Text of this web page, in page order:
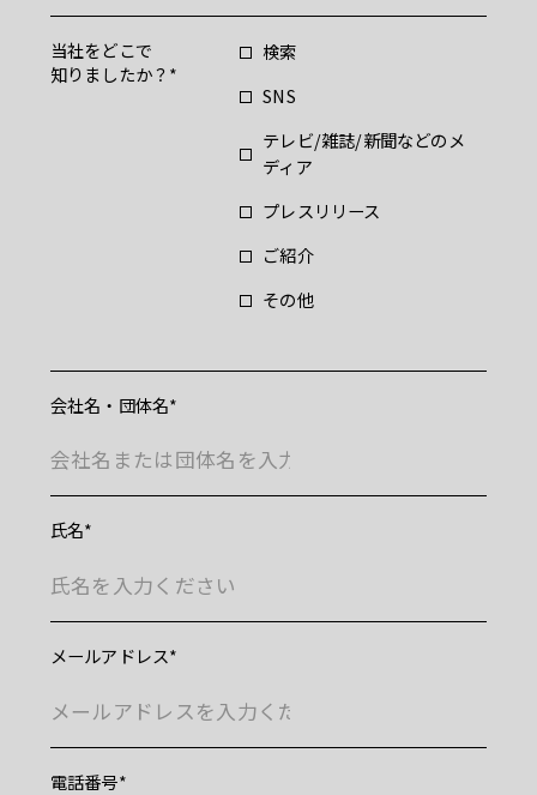
当社をどこで
知りましたか？
検索
SNS
テレビ/雑誌/新聞などのメ
ディア
プレスリリース
ご紹介
その他
会社名・団体名
氏名
メールアドレス
電話番号
お問合せいただき
ありがとうございます
お問合せいただいた内容については確認の上